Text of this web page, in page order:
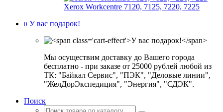
Xerox Workcentre 7120, 7125, 7220, 7225
0 У вас подарок!
Мы осуществим доставку до Вашего города
бесплатно - при заказе от 25000 рублей любой из
ТК: "Байкал Сервис", "ПЭК", "Деловые линии",
"ЖелДорЭкспедиция", "Энергия", "СДЭК".
Поиск